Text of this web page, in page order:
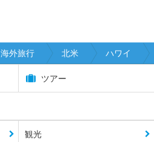
海外旅行 北米 ハワイ
ツアー
観光